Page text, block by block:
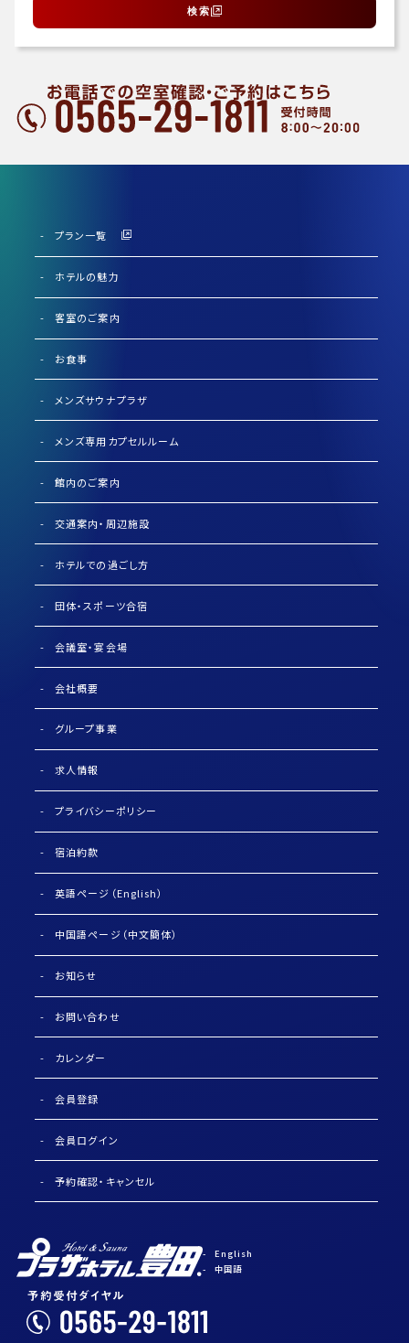
検索
English
中国語
プラン一覧
ホテルの魅力
客室のご案内
お食事
メンズサウナプラザ
メンズ専用カプセルルーム
館内のご案内
交通案内・周辺施設
ホテルでの過ごし方
団体・スポーツ合宿
会議室・宴会場
会社概要
グループ事業
求人情報
プライバシーポリシー
宿泊約款
英語ページ（English）
中国語ページ（中文簡体）
お知らせ
お問い合わせ
カレンダー
会員登録
会員ログイン
予約確認・キャンセル